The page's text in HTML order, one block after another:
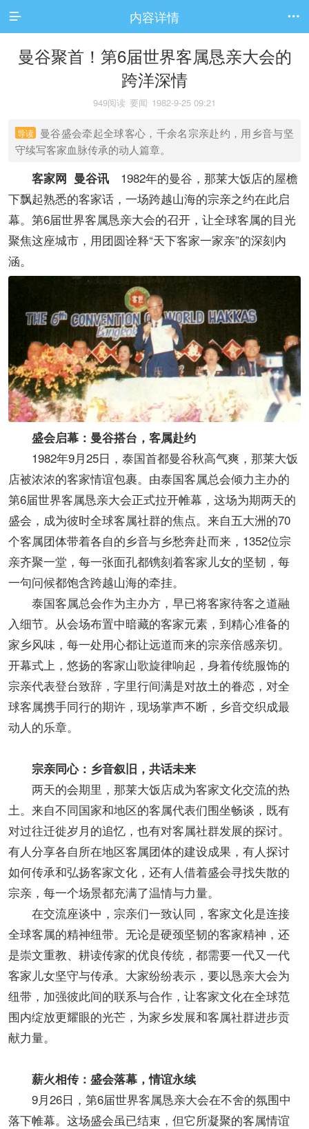
 内容详情 
曼谷聚首！第6届世界客属恳亲大会的
跨洋深情
949阅读 要闻 1982-9-25 09:21
导读 曼谷盛会牵起全球客心，千余名宗亲赴约，用乡音与坚
守续写客家血脉传承的动人篇章。
客家网 曼谷讯 1982年的曼谷，那莱大饭店的屋檐
下飘起熟悉的客家话，一场跨越山海的宗亲之约在此启
幕。第6届世界客属恳亲大会的召开，让全球客属的目光
聚焦这座城市，用团圆诠释“天下客家一家亲”的深刻内
涵。
盛会启幕：曼谷搭台，客属赴约
1982年9月25日，泰国首都曼谷秋高气爽，那莱大饭
店被浓浓的客家情谊包裹。由泰国客属总会倾力主办的
第6届世界客属恳亲大会正式拉开帷幕，这场为期两天的
盛会，成为彼时全球客属社群的焦点。来自五大洲的70
个客属团体带着各自的乡音与乡愁奔赴而来，1352位宗
亲齐聚一堂，每一张面孔都镌刻着客家儿女的坚韧，每
一句问候都饱含跨越山海的牵挂。
泰国客属总会作为主办方，早已将客家待客之道融
入细节。从会场布置中暗藏的客家元素，到精心准备的
家乡风味，每一处用心都让远道而来的宗亲倍感亲切。
开幕式上，悠扬的客家山歌旋律响起，身着传统服饰的
宗亲代表登台致辞，字里行间满是对故土的眷恋，对全
球客属携手同行的期许，现场掌声不断，乡音交织成最
动人的乐章。
宗亲同心：乡音叙旧，共话未来
两天的会期里，那莱大饭店成为客家文化交流的热
土。来自不同国家和地区的客属代表们围坐畅谈，既有
对过往迁徙岁月的追忆，也有对客属社群发展的探讨。
有人分享各自所在地区客属团体的建设成果，有人探讨
如何传承和弘扬客家文化，还有人借着盛会寻找失散的
宗亲，每一个场景都充满了温情与力量。
在交流座谈中，宗亲们一致认同，客家文化是连接
全球客属的精神纽带。无论是硬颈坚韧的客家精神，还
是崇文重教、耕读传家的优良传统，都需要一代又一代
客家儿女坚守与传承。大家纷纷表示，要以恳亲大会为
纽带，加强彼此间的联系与合作，让客家文化在全球范
围内绽放更耀眼的光芒，为家乡发展和客属社群进步贡
献力量。
薪火相传：盛会落幕，情谊永续
9月26日，第6届世界客属恳亲大会在不舍的氛围中
落下帷幕。这场盛会虽已结束，但它所凝聚的客属情谊